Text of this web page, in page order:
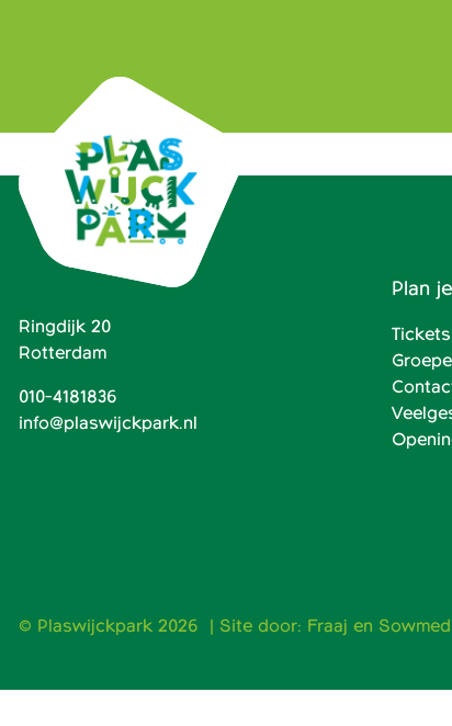
Ringdijk 20
Rotterdam
010-4181836
info@plaswijckpark.nl
Plan
© Plaswijckpark 2026 | Site door: Fraaj en